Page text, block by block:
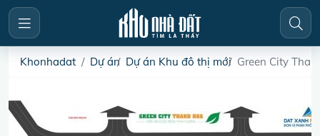
Khonhadat Dự án Dự án Khu đô thị mới Green City